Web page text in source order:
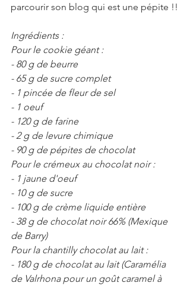
parcourir son blog qui est une pépite !!
Ingrédients :
Pour le cookie géant :
- 80 g de beurre
- 65 g de sucre complet
- 1 pincée de fleur de sel
- 1 oeuf
- 120 g de farine
- 2 g de levure chimique
- 90 g de pépites de chocolat
Pour le crémeux au chocolat noir :
- 1 jaune d'oeuf
- 10 g de sucre
- 100 g de crème liquide entière
- 38 g de chocolat noir 66% (Mexique
de Barry)
Pour la chantilly chocolat au lait :
- 180 g de chocolat au lait (Caramélia
de Valrhona pour un goût caramel à